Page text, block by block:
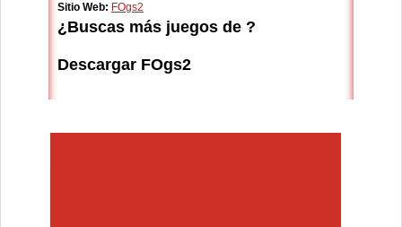
Sitio Web: FOgs2
¿Buscas más juegos de ?
Descargar FOgs2